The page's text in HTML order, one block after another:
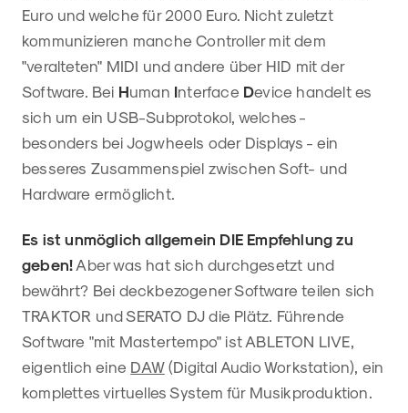
Euro und welche für 2000 Euro. Nicht zuletzt
kommunizieren manche Controller mit dem
"veralteten" MIDI und andere über HID mit der
Software. Bei Human Interface Device handelt es
sich um ein USB-Subprotokol, welches -
besonders bei Jogwheels oder Displays - ein
besseres Zusammenspiel zwischen Soft- und
Hardware ermöglicht.
Es ist unmöglich allgemein DIE Empfehlung zu
geben! Aber was hat sich durchgesetzt und
bewährt? Bei deckbezogener Software teilen sich
TRAKTOR und SERATO DJ die Plätz. Führende
Software "mit Mastertempo" ist ABLETON LIVE,
eigentlich eine DAW(Digital Audio Workstation), ein
komplettes virtuelles System für Musikproduktion.